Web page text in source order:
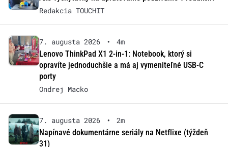
Redakcia TOUCHIT
7. augusta 2026 •
4m
Lenovo ThinkPad X1 2-in-1: Notebook, ktorý si
opravíte jednoduchšie a má aj vymeniteľné USB-C
porty
Ondrej Macko
7. augusta 2026 •
2m
Napínavé dokumentárne seriály na Netflixe (týždeň
31)